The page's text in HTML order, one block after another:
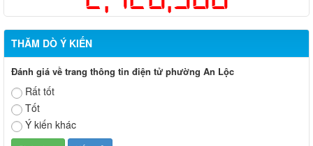
THĂM DÒ Ý KIẾN
Đánh giá về trang thông tin điện tử phường An Lộc
Rất tốt
Tốt
Ý kiến khác